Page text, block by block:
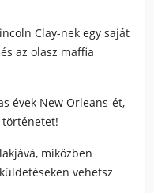
Clay-nek egy saját
az olasz maffia
évek New Orleans-ét,
miközben
vehetsz